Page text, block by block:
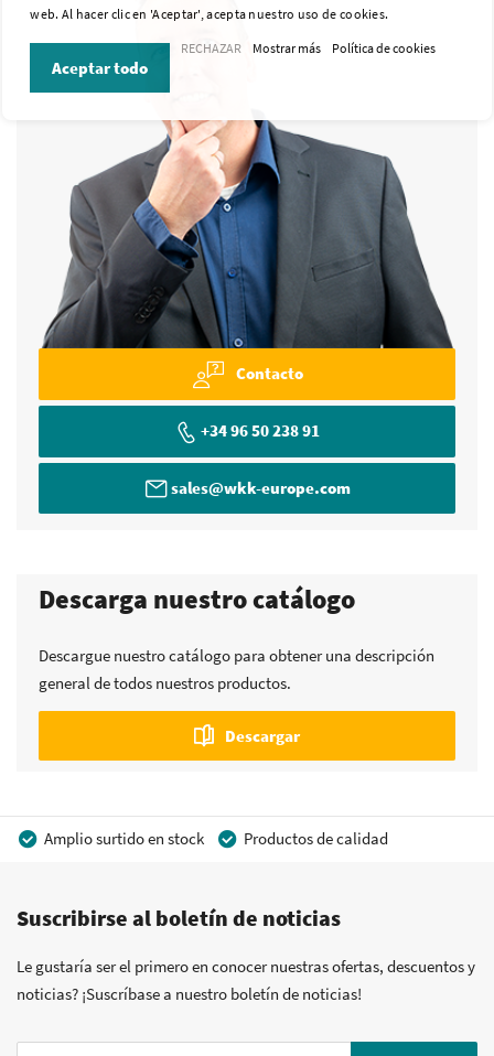
Contacto
+34 96 50 238 91
sales@wkk-europe.com
Descarga nuestro catálogo
Descargue nuestro catálogo para obtener una descripción
general de todos nuestros productos.
Descargar
Amplio surtido en stock
Productos de calidad
Asesoramiento personal
Más de 40 años de experiencia
Suscribirse al boletín de noticias
Le gustaría ser el primero en conocer nuestras ofertas, descuentos y
noticias? ¡Suscríbase a nuestro boletín de noticias!
web. Al hacer clic en 'Aceptar', acepta nuestro uso de cookies.
Aceptar todo
RECHAZAR Mostrar más Política de cookies